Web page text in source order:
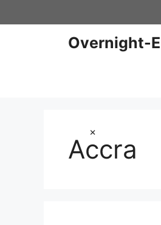
×
Inhalt
Overnight-
Accra